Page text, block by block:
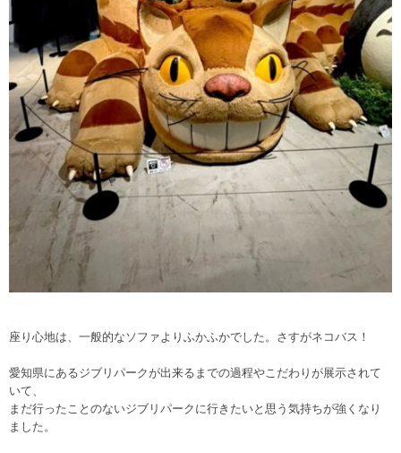
座り心地は、一般的なソファよりふかふかでした。さすがネコバス！
愛知県にあるジブリパークが出来るまでの過程やこだわりが展示されて
いて、
まだ行ったことのないジブリパークに行きたいと思う気持ちが強くなり
ました。